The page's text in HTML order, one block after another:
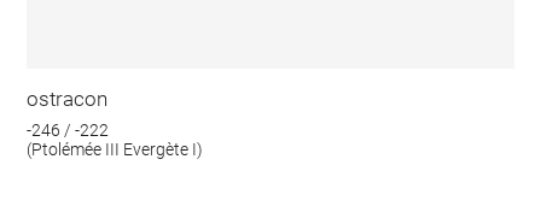
ostracon
-246 / -222
(Ptolémée III Evergète I)